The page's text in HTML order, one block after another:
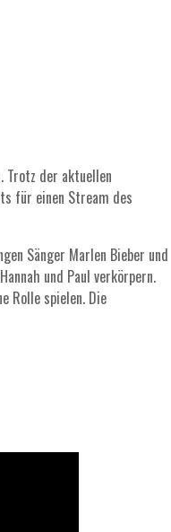
Trotz der aktuellen
für einen Stream des
Sänger Marlen Bieber und
und Paul verkörpern.
Rolle spielen. Die